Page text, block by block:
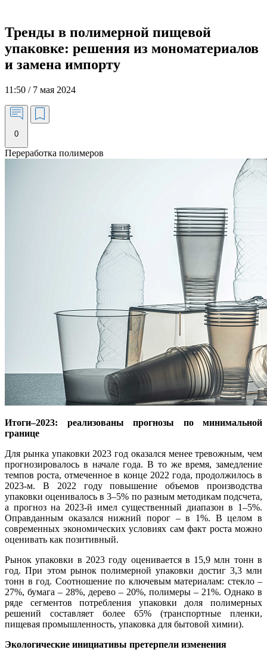
Тренды в полимерной пищевой
упаковке: решения из мономатериалов
и замена импорту
11:50 / 7 мая 2024
0
Итоги–2023: реализованы прогнозы по минимальной
границе
Для рынка упаковки 2023 год оказался менее тревожным, чем
прогнозировалось в начале года. В то же время, замедление
темпов роста, отмеченное в конце 2022 года, продолжилось в
2023-м. В 2022 году повышение объемов производства
упаковки оценивалось в 3–5% по разным методикам подсчета,
а прогноз на 2023-й имел существенный диапазон в 1–5%.
Оправданным оказался нижний порог – в 1%. В целом в
современных экономических условиях сам факт роста можно
оценивать как позитивный.
Рынок упаковки в 2023 году оценивается в 15,9 млн тонн в
год. При этом рынок полимерной упаковки достиг 3,3 млн
тонн в год. Соотношение по ключевым материалам: стекло –
27%, бумага – 28%, дерево – 20%, полимеры – 21%. Однако в
ряде сегментов потребления упаковки доля полимерных
решений составляет более 65% (транспортные пленки,
пищевая промышленность, упаковка для бытовой химии).
Экологические инициативы претерпели изменения